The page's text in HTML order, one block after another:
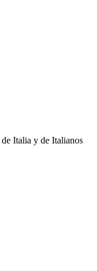
Italia y de Italianos